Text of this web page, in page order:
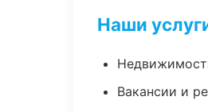
Наши
Вакансии и